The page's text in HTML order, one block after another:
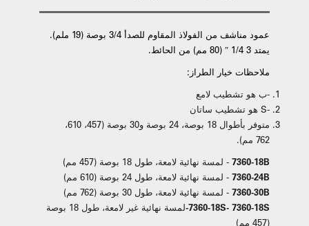
عمود مناشف من الفولاذ المقاوم للصدأ 3/4 بوصة (19 ملم).
يمتد 3 1/4 ″ (80 مم) من الحائط.
ملاحظات خيار الطراز:
-ب هو تشطيب لامع
-S هو تشطيب ساتان
متوفر بأطوال 18 بوصة، 24 بوصة و30 بوصة (457، 610،
762 مم).
7360-18B
- لمسة نهائية لامعة، طول 18 بوصة (457 مم)
7360-24B
- لمسة نهائية لامعة، طول 24 بوصة (610 مم)
7360-30B
- لمسة نهائية لامعة، طول 30 بوصة (762 مم)
7360-18S- 7360-18S-
لمسة نهائية غير لامعة، طول 18 بوصة
(457 مم)